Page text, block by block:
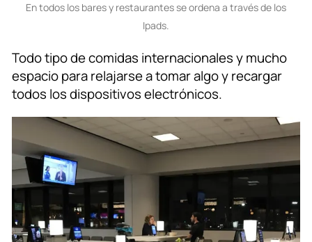
En todos los bares y restaurantes se ordena a través de los
Ipads.
Todo tipo de comidas internacionales y mucho
espacio para relajarse a tomar algo y recargar
todos los dispositivos electrónicos.